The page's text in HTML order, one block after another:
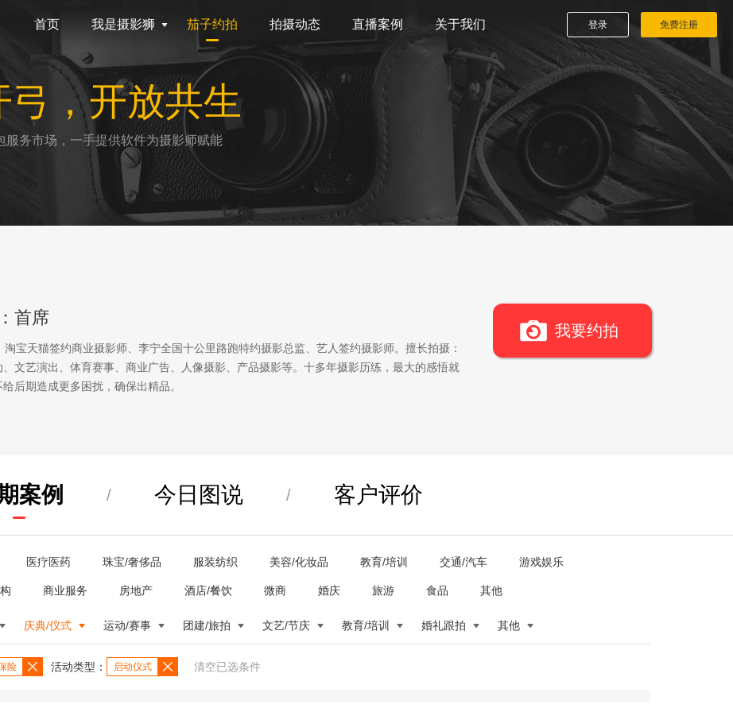
首页 我是摄影狮 茄子约拍 拍摄动态 直播案例 关于我们 登录 免费注册
弓，开放共生
服务市场，一手提供软件为摄影师赋能
首席
淘宝天猫签约商业摄影师、李宁全国十公里路跑特约摄影总监、艺人签约摄影师。擅长拍摄：
文艺演出、体育赛事、商业广告、人像摄影、产品摄影等。十多年摄影历练，最大的感悟就
后期造成更多困扰，确保出精品。
我要约拍
案例 / 今日图说 / 客户评价
医疗医药 珠宝/奢侈品 服装纺织 美容/化妆品 教育/培训 交通/汽车 游戏娱乐
商业服务 房地产 酒店/餐饮 微商 婚庆 旅游 食品 其他
庆典/仪式 运动/赛事 团建/旅拍 文艺/节庆 教育/培训 婚礼跟拍 其他
险 活动类型： 启动仪式 清空已选条件